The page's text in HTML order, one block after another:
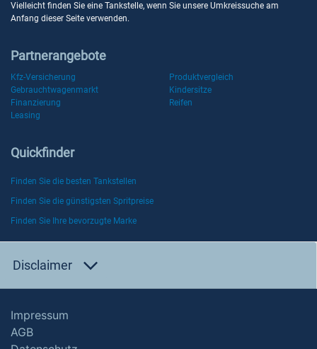
Vielleicht finden Sie eine Tankstelle, wenn Sie unsere Umkreissuche am
Anfang dieser Seite verwenden.
Partnerangebote
Kfz-Versicherung
Produktvergleich
Gebrauchtwagenmarkt
Kindersitze
Finanzierung
Reifen
Leasing
Quickfinder
Finden Sie die besten Tankstellen
Finden Sie die günstigsten Spritpreise
Finden Sie Ihre bevorzugte Marke
Disclaimer
Impressum
AGB